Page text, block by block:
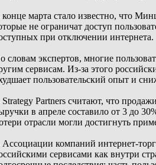
марта стало известно, что
не ограничат доступ
при отключении интернета.
словам экспертов, многие
сервисам. Из-за этого
пользовательский опыт и
Partners считают, что
в апреле составило от 3 до
отрасли могли достигнуть
компаний интернет-
сервисами как внутри